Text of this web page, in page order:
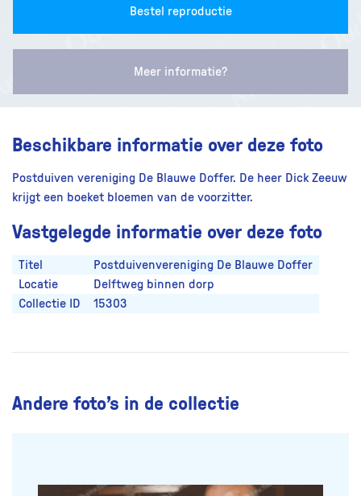
Bestel reproductie
Meer informatie?
Beschikbare informatie over deze foto
Postduiven vereniging De Blauwe Doffer. De heer Dick Zeeuw
krijgt een boeket bloemen van de voorzitter.
Vastgelegde informatie over deze foto
Titel
Postduivenvereniging De Blauwe Doffer
Locatie
Delftweg binnen dorp
Collectie ID
15303
Andere foto’s in de collectie